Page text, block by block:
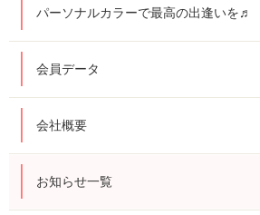
パーソナルカラーで最高の出逢いを♬
会員データ
会社概要
お知らせ一覧